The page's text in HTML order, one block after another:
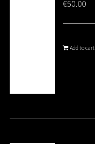
€50.00
Add to cart